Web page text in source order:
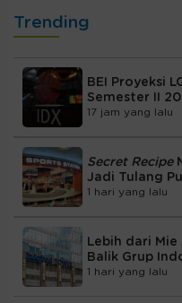
Trending
BEI Proyeksi
Semester II
17 jam yang lalu
Secret Recipe
Jadi Tulang
1 hari yang lalu
Lebih dari
Balik Grup
1 hari yang lalu